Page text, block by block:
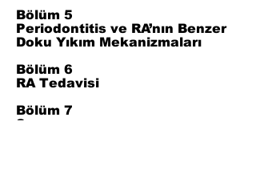
Bölüm 5
Periodontitis ve RA’nın Benzer
Doku Yıkım Mekanizmaları
Bölüm 6
RA Tedavisi
Bölüm 7
Sonuç